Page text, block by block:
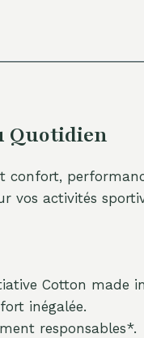
Quotidien
confort,
activités
Cotton made
inégalée.
responsables*.